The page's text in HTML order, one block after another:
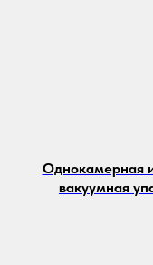
Однокамерная
вакуумная